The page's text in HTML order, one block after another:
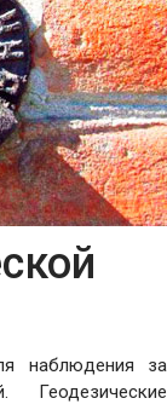
наблюдения за
Геодезические